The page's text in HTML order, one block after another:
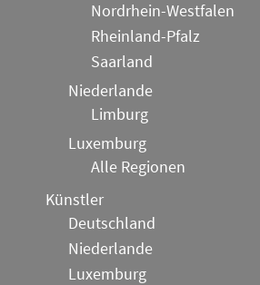
Nordrhein-Westfalen
Rheinland-Pfalz
Saarland
Niederlande
Limburg
Luxemburg
Alle Regionen
Künstler
Deutschland
Niederlande
Luxemburg